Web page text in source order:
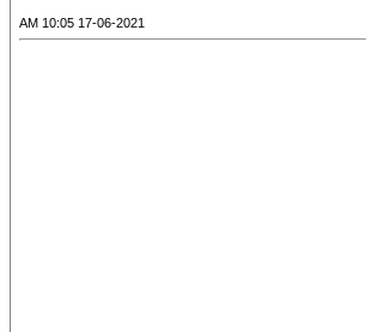
17-06-2021 10:05 AM